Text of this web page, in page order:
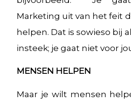
Marketing uit van het feit
helpen. Dat is sowieso bij
insteek; je gaat niet voor
MENSEN HELPEN
Maar je wilt mensen